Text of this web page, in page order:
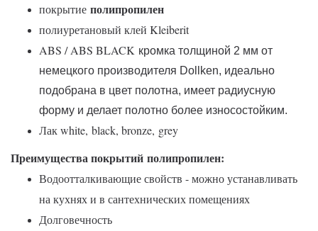
покрытие полипропилен
полиуретановый клей Kleiberit
ABS / ABS BLACK кромка толщиной 2 мм от
немецкого производителя Dollken, идеально
подобрана в цвет полотна, имеет радиусную
форму и делает полотно более износостойким.
Лак white, black, bronze, grey
Преимущества покрытий полипропилен:
Водоотталкивающие свойств - можно устанавливать
на кухнях и в сантехнических помещениях
Долговечность